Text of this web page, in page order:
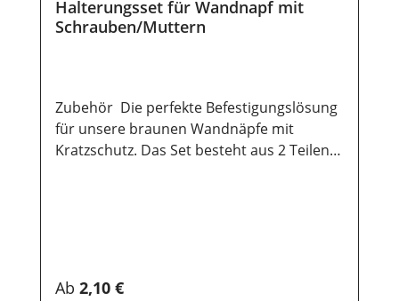
Halterungsset für Wandnapf mit
Schrauben/Muttern
Zubehör Die perfekte Befestigungslösung
für unsere braunen Wandnäpfe mit
Kratzschutz. Das Set besteht aus 2 Teilen
grobe Richtlinien)
Regulärer Preis:
Ab 2,10 €